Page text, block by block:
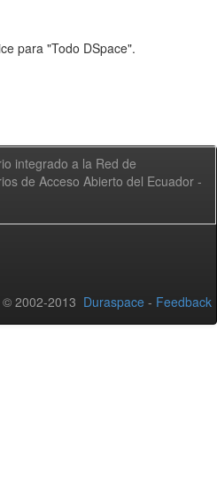
para "Todo DSpace".
integrado a la Red de
de Acceso Abierto del Ecuador -
2002-2013 Duraspace - Feedback